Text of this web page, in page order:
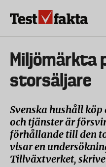
Huvudmeny
ny
Miljömärkta
storsäljare
Svenska hushåll
och tjänster är
förhållande till den
visar en
Tillväxtverket,